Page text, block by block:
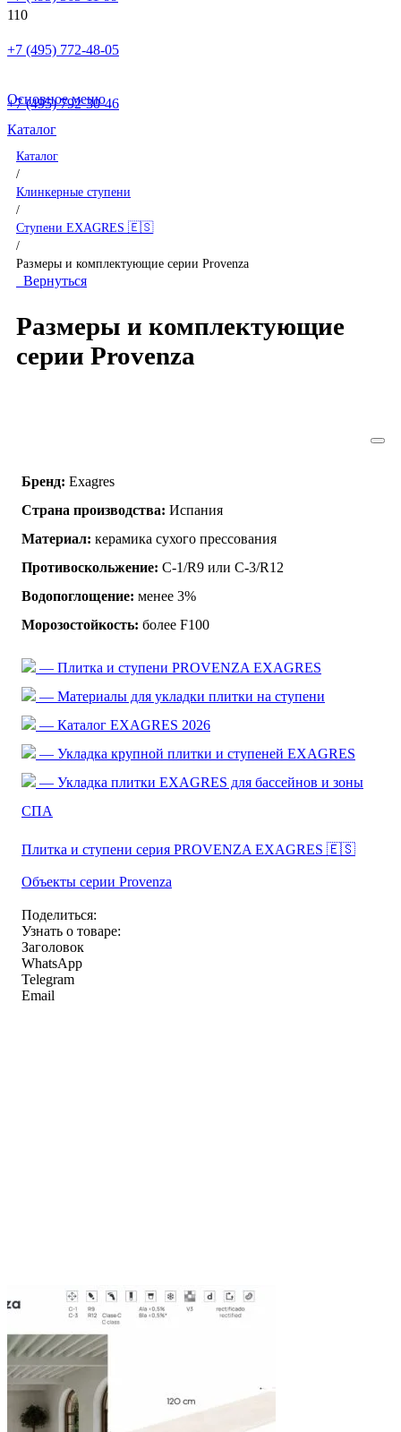
+7 (495) 772-48-05
+7 (495) 792-30-46
Основное меню
Каталог
Каталог
/
Клинкерные ступени
/
Ступени EXAGRES 🇪🇸
/
Размеры и комплектующие серии Provenza
Вернуться
Размеры и комплектующие
серии Provenza
Бренд: Exagres
Страна производства: Испания
Материал: керамика сухого прессования
Противоскольжение: C-1/R9 или C-3/R12
Водопоглощение: менее 3%
Морозостойкость: более F100
— Плитка и ступени PROVENZA EXAGRES
— Материалы для укладки плитки на ступени
— Каталог EXAGRES 2026
— Укладка крупной плитки и ступеней EXAGRES
— Укладка плитки EXAGRES для бассейнов и зоны
СПА
Плитка и ступени серия PROVENZA EXAGRES 🇪🇸
Объекты серии Provenza
Поделиться:
Узнать о товаре:
Заголовок
WhatsApp
Telegram
Email